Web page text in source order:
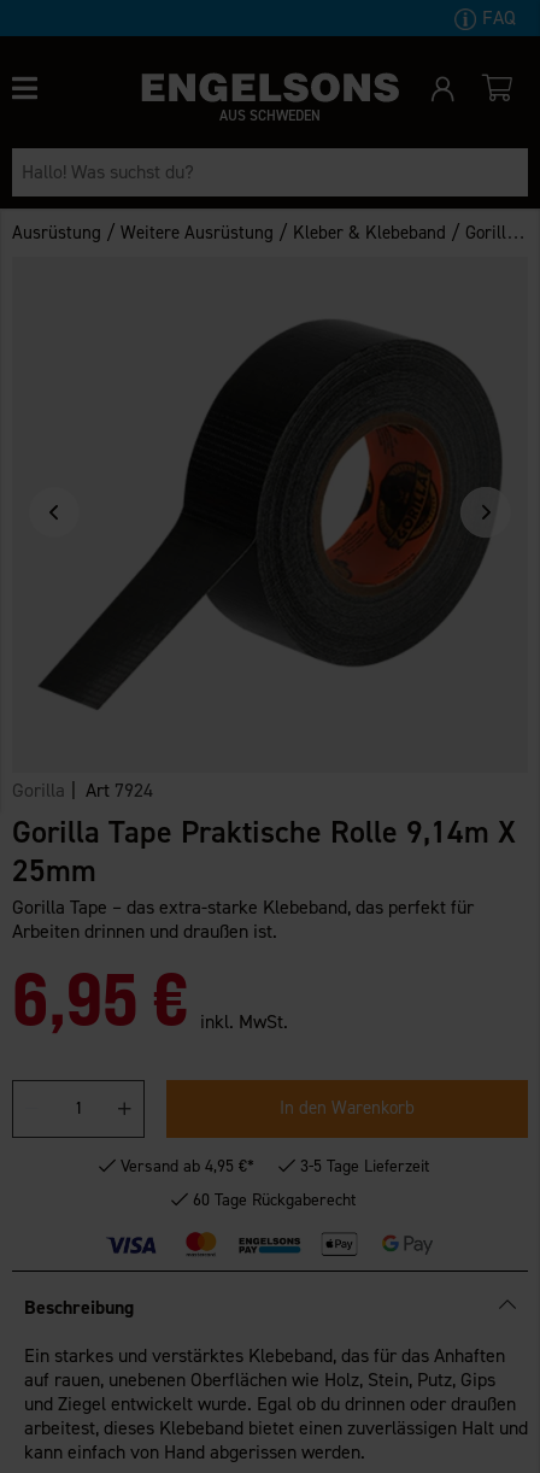
FAQ
AUS SCHWEDEN
Ausrüstung /Weitere Ausrüstung / Kleber & Klebeband / Gorilla Tape Praktische Rolle 9,14m x 25mm
Gorilla | Art 7924
Gorilla Tape Praktische Rolle 9,14m X
25mm
Gorilla Tape – das extra-starke Klebeband, das perfekt für
Arbeiten drinnen und draußen ist.
6,95 € inkl. MwSt.
In den Warenkorb
Versand ab 4,95 €*
3-5 Tage Lieferzeit
60 Tage Rückgaberecht
Beschreibung
Ein starkes und verstärktes Klebeband, das für das Anhaften
auf rauen, unebenen Oberflächen wie Holz, Stein, Putz, Gips
und Ziegel entwickelt wurde. Egal ob du drinnen oder draußen
arbeitest, dieses Klebeband bietet einen zuverlässigen Halt und
kann einfach von Hand abgerissen werden.